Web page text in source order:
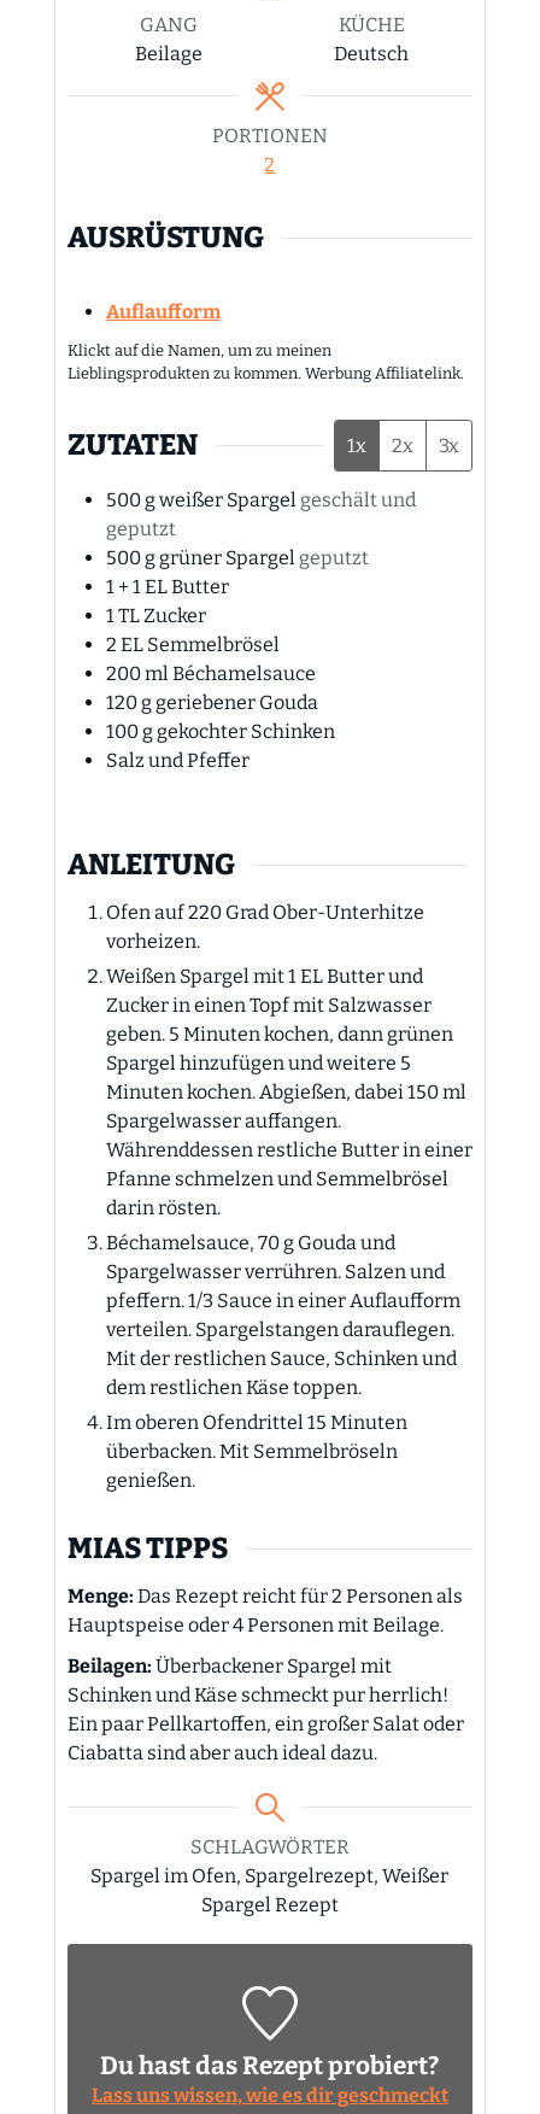
GANG
Beilage
KÜCHE
Deutsch
PORTIONEN
2
AUSRÜSTUNG
Auflaufform
Klickt auf die Namen, um zu meinen
Lieblingsprodukten zu kommen. Werbung Affiliatelink.
ZUTATEN 1x 2x 3x
500gweißer Spargel geschält und
geputzt
500ggrüner Spargel geputzt
1 + 1ELButter
1TLZucker
2 EL Semmelbrösel
200mlBéchamelsauce
120ggeriebener Gouda
100ggekochter Schinken
Salz und Pfeffer
ANLEITUNG
Ofen auf 220 Grad Ober-Unterhitze
vorheizen.
Weißen Spargel mit 1 EL Butter und
Zucker in einen Topf mit Salzwasser
geben. 5 Minuten kochen, dann grünen
Spargel hinzufügen und weitere 5
Minuten kochen. Abgießen, dabei 150 ml
Spargelwasser auffangen.
Währenddessen restliche Butter in einer
Pfanne schmelzen und Semmelbrösel
darin rösten.
Béchamelsauce, 70 g Gouda und
Spargelwasser verrühren. Salzen und
pfeffern. 1/3 Sauce in einer Auflaufform
verteilen. Spargelstangen darauflegen.
Mit der restlichen Sauce, Schinken und
dem restlichen Käse toppen.
Im oberen Ofendrittel 15 Minuten
überbacken. Mit Semmelbröseln
genießen.
MIAS TIPPS
Menge: Das Rezept reicht für 2 Personen als
Hauptspeise oder 4 Personen mit Beilage.
Beilagen: Überbackener Spargel mit
Schinken und Käse schmeckt pur herrlich!
Ein paar Pellkartoffen, ein großer Salat oder
Ciabatta sind aber auch ideal dazu.
SCHLAGWÖRTER
Spargel im Ofen, Spargelrezept, Weißer
Spargel Rezept
Du hast das Rezept probiert?
Lass uns wissen, wie es dir geschmeckt